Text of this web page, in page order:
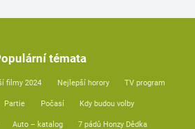
témata
filmy 2024 Nejlepší horory TV program
Partie Počasí Kdy budou volby
Auto – katalog 7 pádů Honzy Dědka